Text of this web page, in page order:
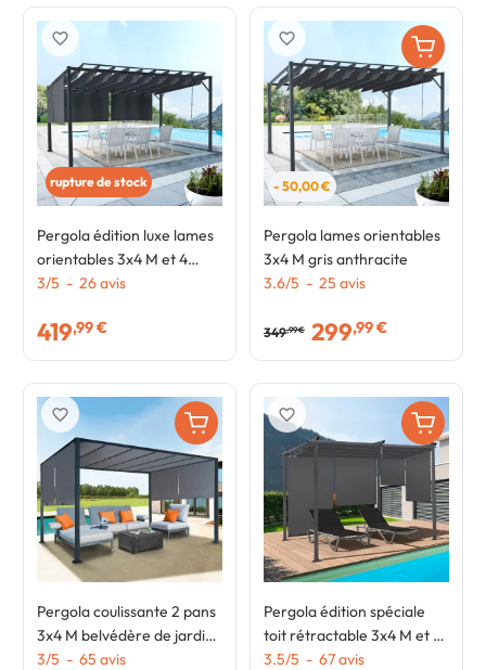
rupture de stock
Pergola édition luxe lames
orientables 3x4 M et 4
stores gris anthracite
3/5 - 26avis
419,99 €
favorite_border
- 50,00 €
Pergola lames orientables
3x4 M gris anthracite
3.6/5 - 25 avis
349,99 € 299,99 €
favorite_border
Pergola coulissante 2 pans
3x4 M belvédère de jardin
toile gris anthracite
3/5 - 65 avis
favorite_border
Pergola édition spéciale
toit rétractable 3x4 M et 4
stores gris anthracite
3.5/5 - 67avis
favorite_border